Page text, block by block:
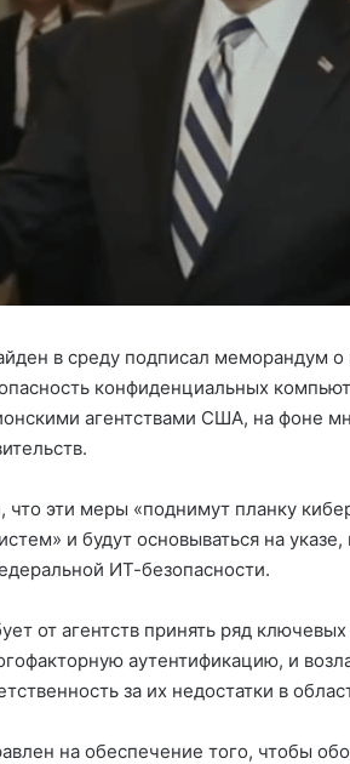
в среду подписал меморандум о
конфиденциальных
агентствами США, на фоне
что эти меры «поднимут планку
и будут основываться на
ИТ-безопасности.
от агентств принять ряд
аутентификацию, и
за их недостатки в
на обеспечение того, чтобы